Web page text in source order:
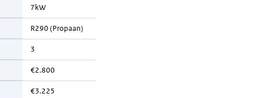
7kW
R290 (Propaan)
3
€2.800
€3.225